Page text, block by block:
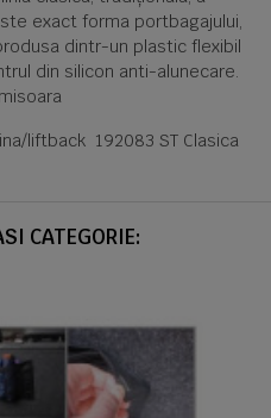
exact forma portbagajului,
dintr-un plastic flexibil
din silicon anti-alunecare.
liftback 192083 ST Clasica
CATEGORIE: